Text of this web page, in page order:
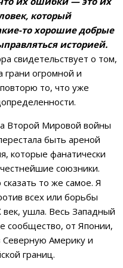
который
то хорошие добрые
историей.
свидетельствует о том,
грани огромной и
то, что уже
Второй Мировой войны
быть ареной
которые фанатически
союзники.
то же самое. Я
всех или борьбы
ушла. Весь Западный
сообщество, от Японии,
Америку и
границ.